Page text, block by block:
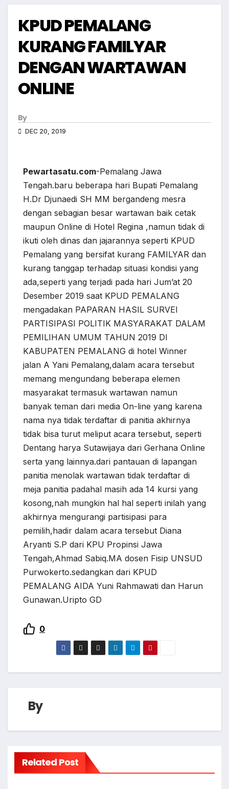
KPUD PEMALANG
KURANG FAMILYAR
DENGAN WARTAWAN
ONLINE
By
DEC 20, 2019
Pewartasatu.com-Pemalang Jawa
Tengah.baru beberapa hari Bupati Pemalang
H.Dr Djunaedi SH MM bergandeng mesra
dengan sebagian besar wartawan baik cetak
maupun Online di Hotel Regina ,namun tidak di
ikuti oleh dinas dan jajarannya seperti KPUD
Pemalang yang bersifat kurang FAMILYAR dan
kurang tanggap terhadap situasi kondisi yang
ada,seperti yang terjadi pada hari Jum’at 20
Desember 2019 saat KPUD PEMALANG
mengadakan PAPARAN HASIL SURVEI
PARTISIPASI POLITIK MASYARAKAT DALAM
PEMILIHAN UMUM TAHUN 2019 DI
KABUPATEN PEMALANG di hotel Winner
jalan A Yani Pemalang,dalam acara tersebut
memang mengundang beberapa elemen
masyarakat termasuk wartawan namun
banyak teman dari media On-line yang karena
nama nya tidak terdaftar di panitia akhirnya
tidak bisa turut meliput acara tersebut, seperti
Dentang harya Sutawijaya dari Gerhana Online
serta yang lainnya.dari pantauan di lapangan
panitia menolak wartawan tidak terdaftar di
meja panitia padahal masih ada 14 kursi yang
kosong,nah mungkin hal hal seperti inilah yang
akhirnya mengurangi partisipasi para
pemilih,hadir dalam acara tersebut Diana
Aryanti S.P dari KPU Propinsi Jawa
Tengah,Ahmad Sabiq.MA dosen Fisip UNSUD
Purwokerto.sedangkan dari KPUD
PEMALANG AIDA Yuni Rahmawati dan Harun
Gunawan.Uripto GD
0
By
Related Post